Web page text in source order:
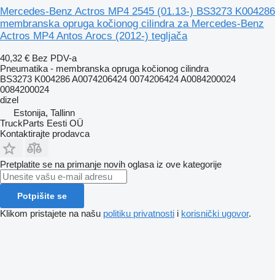
Mercedes-Benz Actros MP4 2545 (01.13-) BS3273 K004286
membranska opruga kočionog cilindra za Mercedes-Benz
Actros MP4 Antos Arocs (2012-) tegljača
40,32 € Bez PDV-a
Pneumatika - membranska opruga kočionog cilindra
BS3273 K004286 A0074206424 0074206424 A0084200024
0084200024
dizel
Estonija, Tallinn
TruckParts Eesti OÜ
Kontaktirajte prodavca
Pretplatite se na primanje novih oglasa iz ove kategorije
Potpišite se
Klikom pristajete na našu politiku privatnosti i korisnički ugovor.